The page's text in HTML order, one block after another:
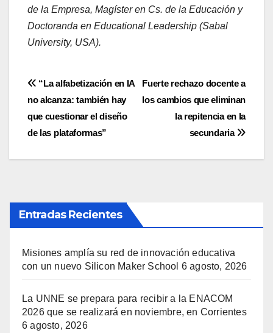
de la Empresa, Magíster en Cs. de la Educación y
Doctoranda en Educational Leadership (Sabal
University, USA).
Navegación
de
entradas
Fuerte rechazo docente a
los cambios que eliminan
la repitencia en la
secundaria
“La alfabetización en IA
no alcanza: también hay
que cuestionar el diseño
de las plataformas”
Entradas Recientes
Misiones amplía su red de innovación educativa
con un nuevo Silicon Maker School 6 agosto, 2026
La UNNE se prepara para recibir a la ENACOM
2026 que se realizará en noviembre, en Corrientes
6 agosto, 2026